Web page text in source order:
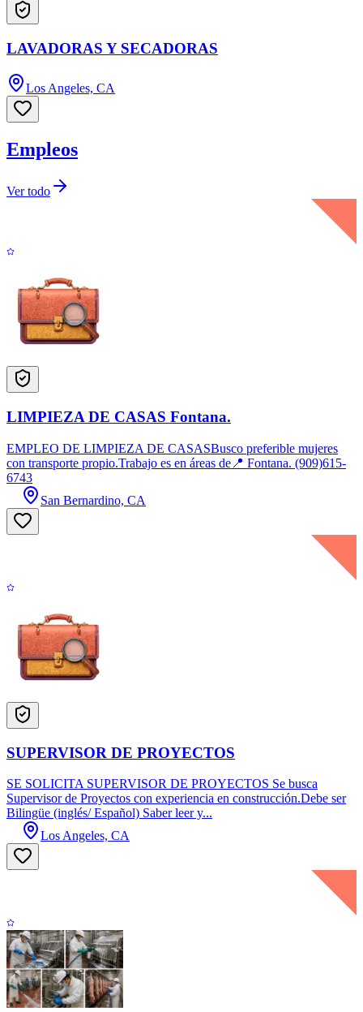
LAVADORAS Y SECADORAS
Los Angeles, CA
Empleos
Ver todo
LIMPIEZA DE CASAS Fontana.
EMPLEO DE LIMPIEZA DE CASASBusco preferible mujeres
con transporte propio.Trabajo es en áreas de📍 Fontana. (909)615-
6743
San Bernardino, CA
SUPERVISOR DE PROYECTOS
SE SOLICITA SUPERVISOR DE PROYECTOS Se busca
Supervisor de Proyectos con experiencia en construcción.Debe ser
Bilingüe (inglés/ Español) Saber leer y...
Los Angeles, CA